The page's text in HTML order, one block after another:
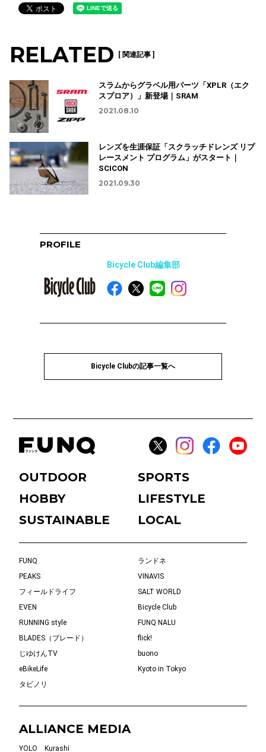
RELATED [ 関連記事 ]
スラムからグラベル用パーツ「XPLR（エク
スプロア）」新登場｜SRAM
2021.08.10
レンズを生涯保証「スクラッチドレンズ リプ
レースメント プログラム」がスタート｜
SCICON
2021.09.30
PROFILE
Bicycle Club編集部
Bicycle Clubの記事一覧へ
OUTDOOR
SPORTS
HOBBY
LIFESTYLE
SUSTAINABLE
LOCAL
FUNQ
ランドネ
PEAKS
VINAVIS
フィールドライフ
SALT WORLD
EVEN
Bicycle Club
RUNNING style
FUNQ NALU
BLADES（ブレード）
flick!
じゆけんTV
buono
eBikeLife
Kyoto in Tokyo
タビノリ
ALLIANCE MEDIA
YOLO Kurashi